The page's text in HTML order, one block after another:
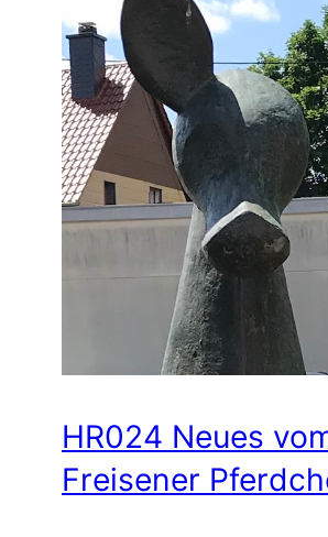
HR024 Neues
Freisener